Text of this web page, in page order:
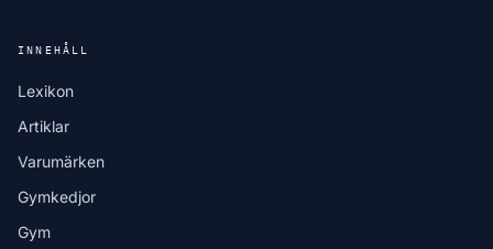
INNEHÅLL
Lexikon
Artiklar
Varumärken
Gymkedjor
Gym